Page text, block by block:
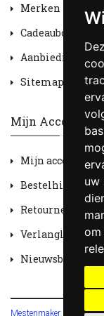
uw
om
Merken
Cadeaubon
Aanbiedingen
Sitemap
Mijn Account
Mijn account
Bestelhistorie
Retourneren
Verlanglijst
Nieuwsbrief
Mestenmaker HOBV©